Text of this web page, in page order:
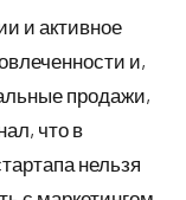
и активное
и,
продажи,
что в
нельзя